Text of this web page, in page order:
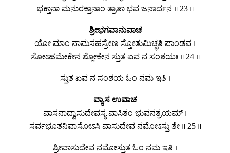
ಭಕ್ತಾನಾ ಮನುರಕ್ತಾನಾಂ ತ್ರಾತಾ ಭವ ಜನಾರ್ದನ ॥ 23 ॥
ಶ್ರೀಭಗವಾನುವಾಚ
ಯೋ ಮಾಂ ನಾಮಸಹಸ್ರೇಣ ಸ್ತೋತುಮಿಚ್ಛತಿ ಪಾಂಡವ ।
ಸೋಽಹಮೇಕೇನ ಶ್ಲೋಕೇನ ಸ್ತುತ ಏವ ನ ಸಂಶಯಃ ॥ 24 ॥
ಸ್ತುತ ಏವ ನ ಸಂಶಯ ಓಂ ನಮ ಇತಿ ।
ವ್ಯಾಸ ಉವಾಚ
ವಾಸನಾದ್ವಾಸುದೇವಸ್ಯ ವಾಸಿತಂ ಭುವನತ್ರಯಮ್ ।
ಸರ್ವಭೂತನಿವಾಸೋಽಸಿ ವಾಸುದೇವ ನಮೋಽಸ್ತು ತೇ ॥ 25 ॥
ಶ್ರೀವಾಸುದೇವ ನಮೋಸ್ತುತ ಓಂ ನಮ ಇತಿ ।